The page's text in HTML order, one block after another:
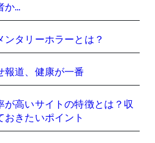
か…
タリーホラーとは？
報道、健康が一番
が高いサイトの特徴とは？収
おきたいポイント